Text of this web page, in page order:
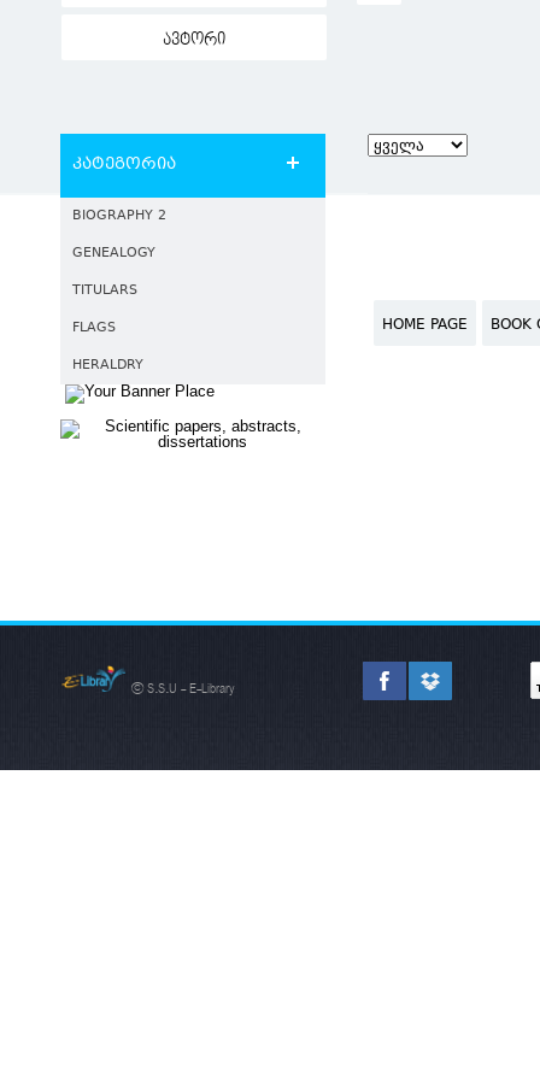
ავტორი
კატეგორია
BIOGRAPHY 2
GENEALOGY
TITULARS
FLAGS
HERALDRY
HOME PAGE BOOK
© S.S.U - E-Library